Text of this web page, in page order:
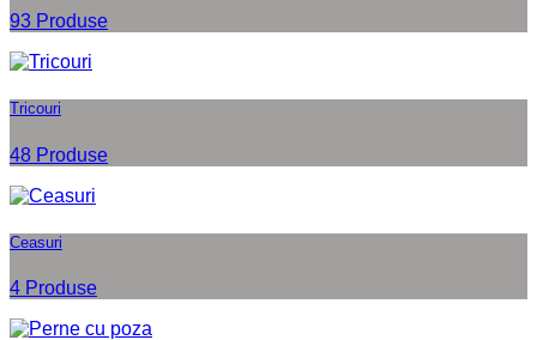
93 Produse
Tricouri
48 Produse
Ceasuri
4 Produse